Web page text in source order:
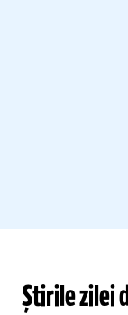
Știrile zilei